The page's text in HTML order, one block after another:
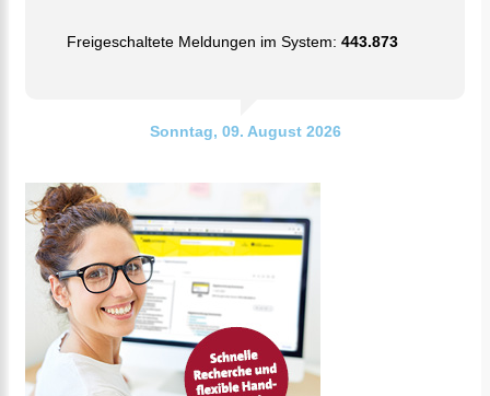
Freigeschaltete Meldungen im System: 443.873
Sonntag, 09. August 2026